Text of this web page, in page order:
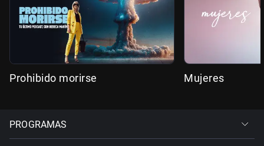
Prohibido morirse Mujeres
PROGRAMAS